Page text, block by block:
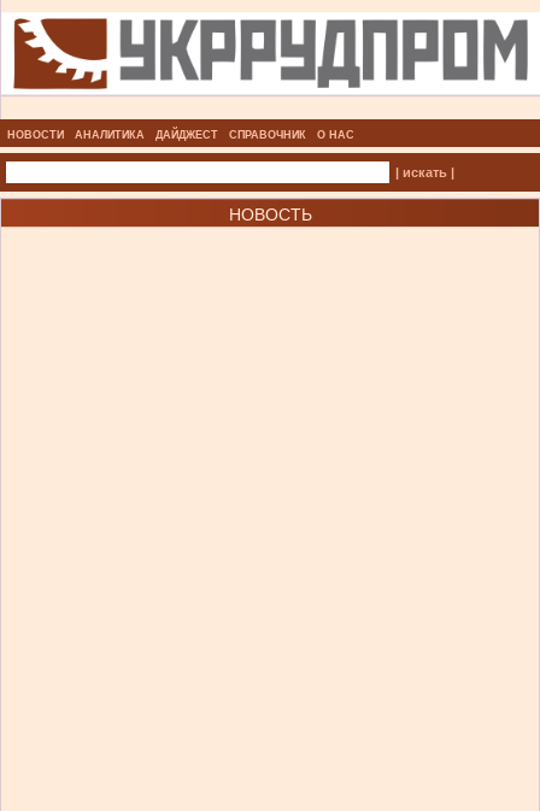
НОВОСТИ АНАЛИТИКА ДАЙДЖЕСТ СПРАВОЧНИК О НАС
| искать |
НОВОСТЬ